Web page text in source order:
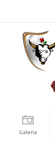
Galeria